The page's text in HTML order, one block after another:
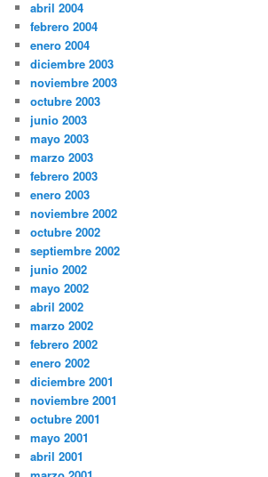
abril 2004
febrero 2004
enero 2004
diciembre 2003
noviembre 2003
octubre 2003
junio 2003
mayo 2003
marzo 2003
febrero 2003
enero 2003
noviembre 2002
octubre 2002
septiembre 2002
junio 2002
mayo 2002
abril 2002
marzo 2002
febrero 2002
enero 2002
diciembre 2001
noviembre 2001
octubre 2001
mayo 2001
abril 2001